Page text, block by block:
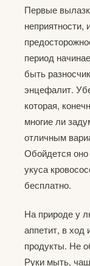
Первые
период
быть
энцефалит.
которая,
многие ли
отличным
Обойдется
укуса
бесплатно.
На природе у
аппетит, в
продукты. Не
Руки мыть,